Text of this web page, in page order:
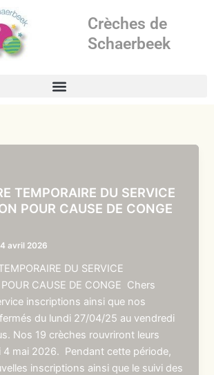
Crèches de
Schaerbeek
TEMPORAIRE DU SERVICE
POUR CAUSE DE CONGE
avril 2026
DU SERVICE
CAUSE DE CONGE Chers
inscriptions ainsi que nos
du lundi 27/04/25 au vendredi
Nos 19 crèches rouvriront leurs
4 mai 2026. Pendant cette période,
inscriptions ainsi que le suivi des